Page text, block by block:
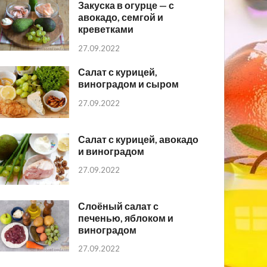
Закуска в огурце — с
авокадо, семгой и
креветками
27.09.2022
Салат с курицей,
виноградом и сыром
27.09.2022
Салат с курицей, авокадо
и виноградом
27.09.2022
Слоёный салат с
печенью, яблоком и
виноградом
27.09.2022